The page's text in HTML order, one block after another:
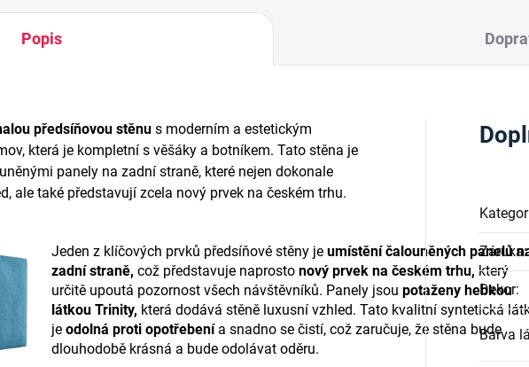
Popis
předsíňovou stěnu s moderním a estetickým
která je kompletní s věšáky a botníkem. Tato stěna je
panely na zadní straně, které nejen dokonale
ale také představují zcela nový prvek na českém trhu.
Jeden z klíčových prvků předsíňové stěny je umístění čalouněných panelů
zadní straně, což představuje naprosto nový prvek na českém trhu, který
určitě upoutá pozornost všech návštěvníků. Panely jsou potaženy hebkou
látkou Trinity, která dodává stěně luxusní vzhled. Tato kvalitní syntetická
je odolná proti opotřebenía snadno se čistí, což zaručuje, že stěna bude
dlouhodobě krásná a bude odolávat oděru.
Záruka:
Dekor:
Barva